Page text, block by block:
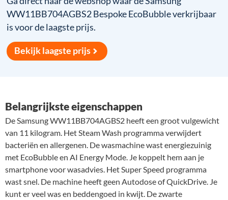
WW11BB704AGBS2 Bespoke EcoBubble verkrijbaar
is voor de laagste prijs.
Bekijk laagste prijs
Belangrijkste eigenschappen
De Samsung WW11BB704AGBS2 heeft een groot vulgewicht
van 11 kilogram. Het Steam Wash programma verwijdert
bacteriën en allergenen. De wasmachine wast energiezuinig
met EcoBubble en AI Energy Mode. Je koppelt hem aan je
smartphone voor wasadvies. Het Super Speed programma
wast snel. De machine heeft geen Autodose of QuickDrive. Je
kunt er veel was en beddengoed in kwijt. De zwarte